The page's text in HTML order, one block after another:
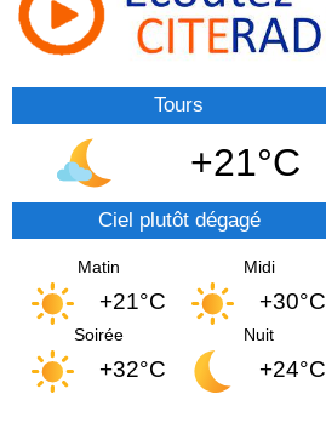
Tours
+21°C
Ciel plutôt dégagé
Matin
+21°C
Midi
+30°C
Soirée
+32°C
Nuit
+24°C